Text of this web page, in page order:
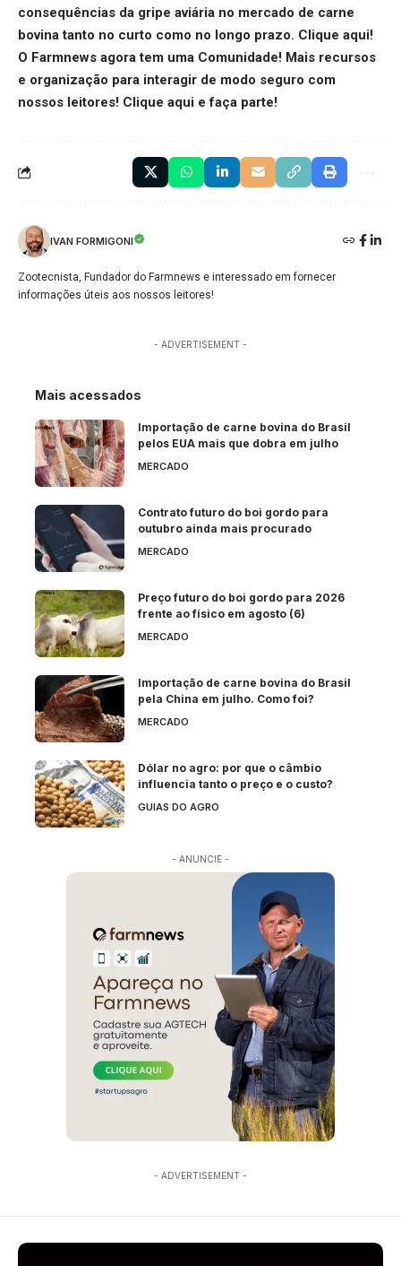
consequências da gripe aviária no mercado de carne
bovina tanto no curto como no longo prazo. Clique aqui!
O Farmnews agora tem uma Comunidade! Mais recursos
e organização para interagir de modo seguro com
nossos leitores! Clique aqui e faça parte!
IVAN FORMIGONI
Zootecnista, Fundador do Farmnews e interessado em fornecer
informações úteis aos nossos leitores!
- ADVERTISEMENT -
Mais acessados
Importação de carne bovina do Brasil
pelos EUA mais que dobra em julho
MERCADO
Contrato futuro do boi gordo para
outubro ainda mais procurado
MERCADO
Preço futuro do boi gordo para 2026
frente ao físico em agosto (6)
MERCADO
Importação de carne bovina do Brasil
pela China em julho. Como foi?
MERCADO
Dólar no agro: por que o câmbio
influencia tanto o preço e o custo?
GUIAS DO AGRO
- ANUNCIE -
- ADVERTISEMENT -